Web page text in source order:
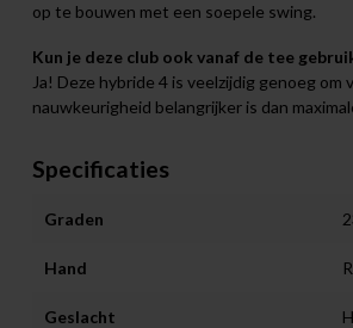
op te bouwen met een soepele swing.
Kun je deze club ook vanaf de tee
Ja! Deze hybride 4 is veelzijdig genoeg
nauwkeurigheid belangrijker is dan
Specificaties
Graden
Hand
Geslacht